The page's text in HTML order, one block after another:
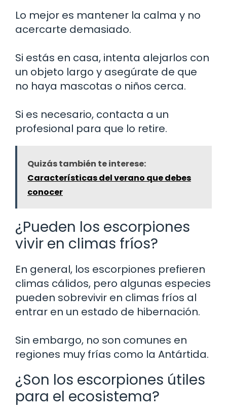
Lo mejor es mantener la calma y no
acercarte demasiado.
Si estás en casa, intenta alejarlos con
un objeto largo y asegúrate de que
no haya mascotas o niños cerca.
Si es necesario, contacta a un
profesional para que lo retire.
Quizás también te interese:
Características del verano que debes
conocer
¿Pueden los escorpiones
vivir en climas fríos?
En general, los escorpiones prefieren
climas cálidos, pero algunas especies
pueden sobrevivir en climas fríos al
entrar en un estado de hibernación.
Sin embargo, no son comunes en
regiones muy frías como la Antártida.
¿Son los escorpiones útiles
para el ecosistema?